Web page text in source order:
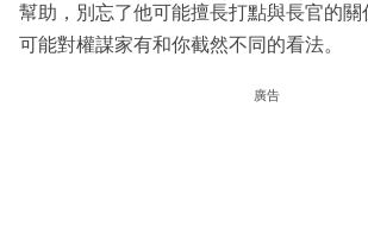
幫助，別忘了他可能擅長打點與長官的關
可能對權謀家有和你截然不同的看法。
廣告